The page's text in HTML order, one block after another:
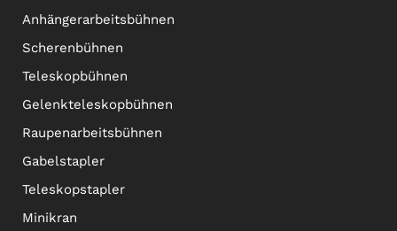
Anhängerarbeitsbühnen
Scherenbühnen
Teleskopbühnen
Gelenkteleskopbühnen
Raupenarbeitsbühnen
Gabelstapler
Teleskopstapler
Minikran